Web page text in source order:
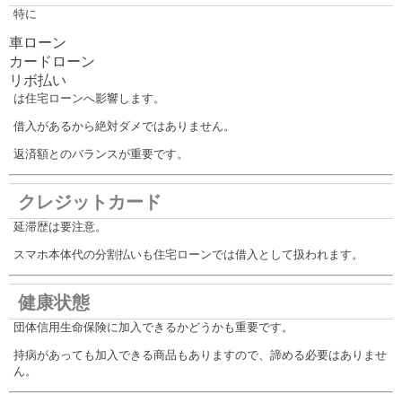
特に
車ローン
カードローン
リボ払い
は住宅ローンへ影響します。
借入があるから絶対ダメではありません。
返済額とのバランスが重要です。
クレジットカード
延滞歴は要注意。
スマホ本体代の分割払いも住宅ローンでは借入として扱われます。
健康状態
団体信用生命保険に加入できるかどうかも重要です。
持病があっても加入できる商品もありますので、諦める必要はありませ
ん。